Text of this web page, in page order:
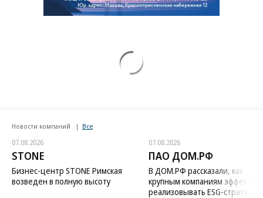
Новости компаний Все
07.08.2026
STONE
Бизнес-центр STONE Римская
возведен в полную высоту
07.08.2026
ПАО ДОМ.РФ
В ДОМ.РФ рассказали, как
крупным компаниям
реализовывать ESG-стратегию